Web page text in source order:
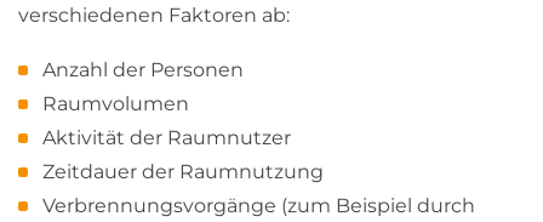
verschiedenen Faktoren ab:
Anzahl der Personen
Raumvolumen
Aktivität der Raumnutzer
Zeitdauer der Raumnutzung
Verbrennungsvorgänge (zum Beispiel durch